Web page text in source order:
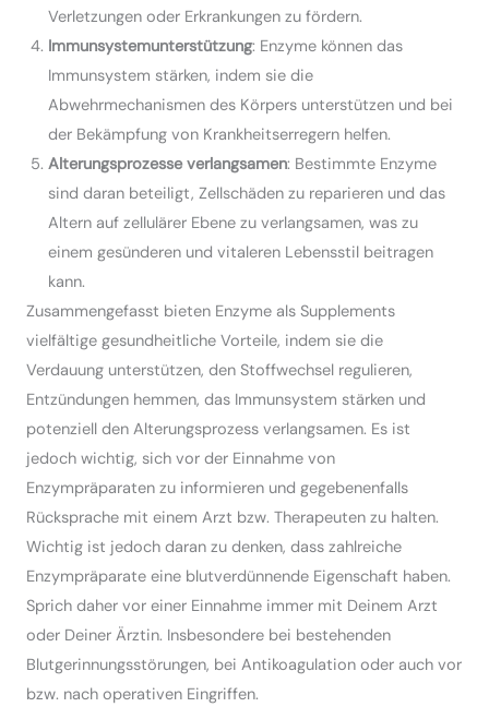
Verletzungen oder Erkrankungen zu fördern.
Immunsystemunterstützung: Enzyme können das
Immunsystem stärken, indem sie die
Abwehrmechanismen des Körpers unterstützen und bei
der Bekämpfung von Krankheitserregern helfen.
Alterungsprozesse verlangsamen: Bestimmte Enzyme
sind daran beteiligt, Zellschäden zu reparieren und das
Altern auf zellulärer Ebene zu verlangsamen, was zu
einem gesünderen und vitaleren Lebensstil beitragen
kann.
Zusammengefasst bieten Enzyme als Supplements
vielfältige gesundheitliche Vorteile, indem sie die
Verdauung unterstützen, den Stoffwechsel regulieren,
Entzündungen hemmen, das Immunsystem stärken und
potenziell den Alterungsprozess verlangsamen. Es ist
jedoch wichtig, sich vor der Einnahme von
Enzympräparaten zu informieren und gegebenenfalls
Rücksprache mit einem Arzt bzw. Therapeuten zu halten.
Wichtig ist jedoch daran zu denken, dass zahlreiche
Enzympräparate eine blutverdünnende Eigenschaft haben.
Sprich daher vor einer Einnahme immer mit Deinem Arzt
oder Deiner Ärztin. Insbesondere bei bestehenden
Blutgerinnungsstörungen, bei Antikoagulation oder auch vor
bzw. nach operativen Eingriffen.